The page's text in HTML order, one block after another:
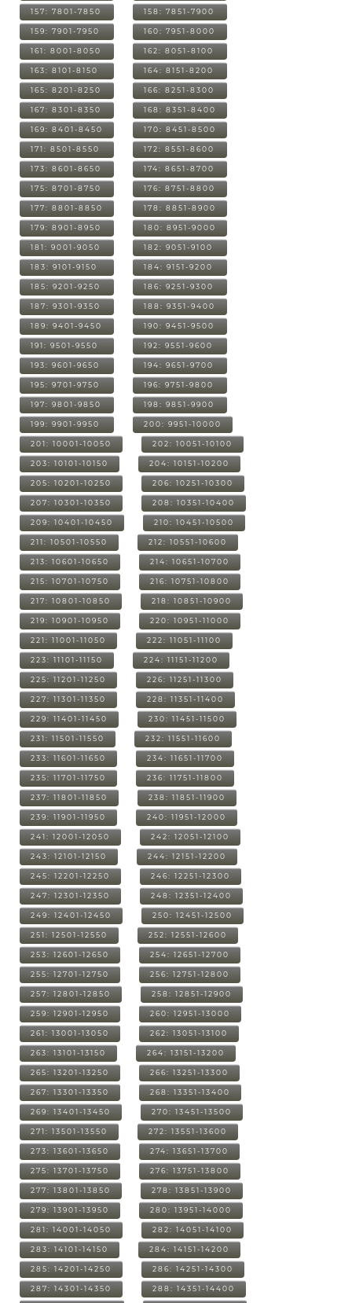
157: 7801-7850 158: 7851-7900
159: 7901-7950 160: 7951-8000
161: 8001-8050 162: 8051-8100
163: 8101-8150 164: 8151-8200
165: 8201-8250 166: 8251-8300
167: 8301-8350 168: 8351-8400
169: 8401-8450 170: 8451-8500
171: 8501-8550 172: 8551-8600
173: 8601-8650 174: 8651-8700
175: 8701-8750 176: 8751-8800
177: 8801-8850 178: 8851-8900
179: 8901-8950 180: 8951-9000
181: 9001-9050 182: 9051-9100
183: 9101-9150 184: 9151-9200
185: 9201-9250 186: 9251-9300
187: 9301-9350 188: 9351-9400
189: 9401-9450 190: 9451-9500
191: 9501-9550 192: 9551-9600
193: 9601-9650 194: 9651-9700
195: 9701-9750 196: 9751-9800
197: 9801-9850 198: 9851-9900
199: 9901-9950 200: 9951-10000
201: 10001-10050 202: 10051-10100
203: 10101-10150 204: 10151-10200
205: 10201-10250 206: 10251-10300
207: 10301-10350 208: 10351-10400
209: 10401-10450 210: 10451-10500
211: 10501-10550 212: 10551-10600
213: 10601-10650 214: 10651-10700
215: 10701-10750 216: 10751-10800
217: 10801-10850 218: 10851-10900
219: 10901-10950 220: 10951-11000
221: 11001-11050 222: 11051-11100
223: 11101-11150 224: 11151-11200
225: 11201-11250 226: 11251-11300
227: 11301-11350 228: 11351-11400
229: 11401-11450 230: 11451-11500
231: 11501-11550 232: 11551-11600
233: 11601-11650 234: 11651-11700
235: 11701-11750 236: 11751-11800
237: 11801-11850 238: 11851-11900
239: 11901-11950 240: 11951-12000
241: 12001-12050 242: 12051-12100
243: 12101-12150 244: 12151-12200
245: 12201-12250 246: 12251-12300
247: 12301-12350 248: 12351-12400
249: 12401-12450 250: 12451-12500
251: 12501-12550 252: 12551-12600
253: 12601-12650 254: 12651-12700
255: 12701-12750 256: 12751-12800
257: 12801-12850 258: 12851-12900
259: 12901-12950 260: 12951-13000
261: 13001-13050 262: 13051-13100
263: 13101-13150 264: 13151-13200
265: 13201-13250 266: 13251-13300
267: 13301-13350 268: 13351-13400
269: 13401-13450 270: 13451-13500
271: 13501-13550 272: 13551-13600
273: 13601-13650 274: 13651-13700
275: 13701-13750 276: 13751-13800
277: 13801-13850 278: 13851-13900
279: 13901-13950 280: 13951-14000
281: 14001-14050 282: 14051-14100
283: 14101-14150 284: 14151-14200
285: 14201-14250 286: 14251-14300
287: 14301-14350 288: 14351-14400